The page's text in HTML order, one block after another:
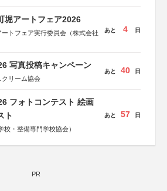
堀アートフェア2026
トフェア実行委員会（株式会社
あと 4 日
写真投稿キャンペーン
リーム協会
あと 40 日
フォトコンテスト 絵画
ト
・整備専門学校協会）
あと 57 日
PR